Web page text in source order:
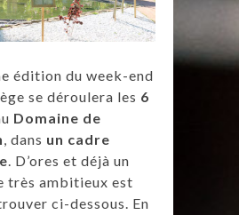
édition du week-end
se déroulera les 6
Domaine de
, dans un cadre
. D’ores et déjà un
très ambitieux est
ci-dessous. En